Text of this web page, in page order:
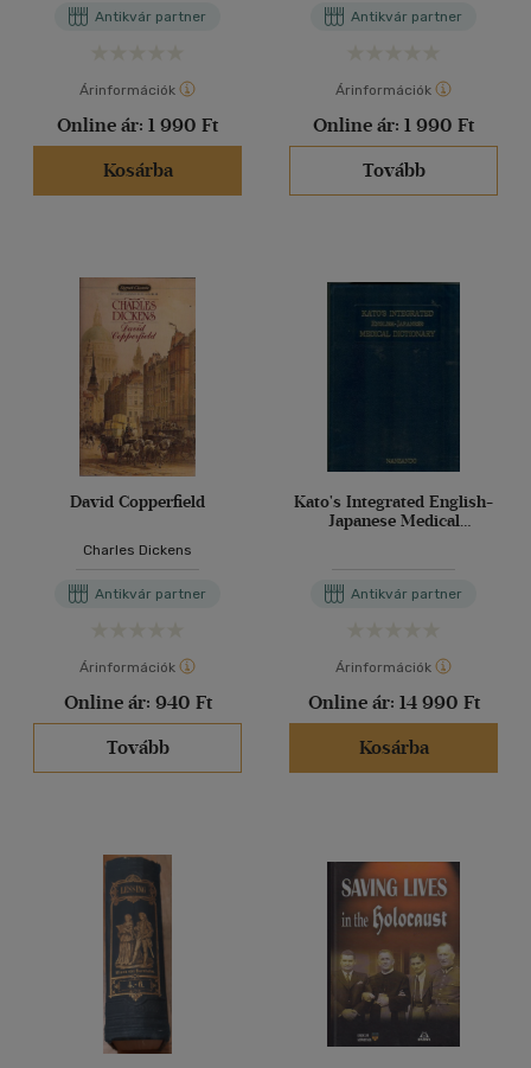
Antikvár partner
Árinformációk
Online ár: 1 990 Ft
Kosárba
Antikvár partner
Árinformációk
Online ár: 1 990 Ft
Tovább
David Copperfield
Charles Dickens
Antikvár partner
Árinformációk
Online ár: 940 Ft
Tovább
Kato's Integrated English-
Japanese Medical
Antikvár partner
Árinformációk
Online ár: 14 990 Ft
Kosárba